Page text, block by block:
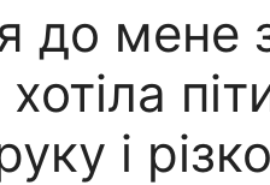
до мене
і